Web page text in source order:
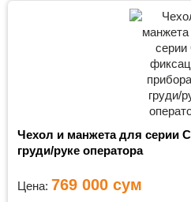
Чехол и манжета для серии
груди/руке оператора
Цена: 769 000 сум